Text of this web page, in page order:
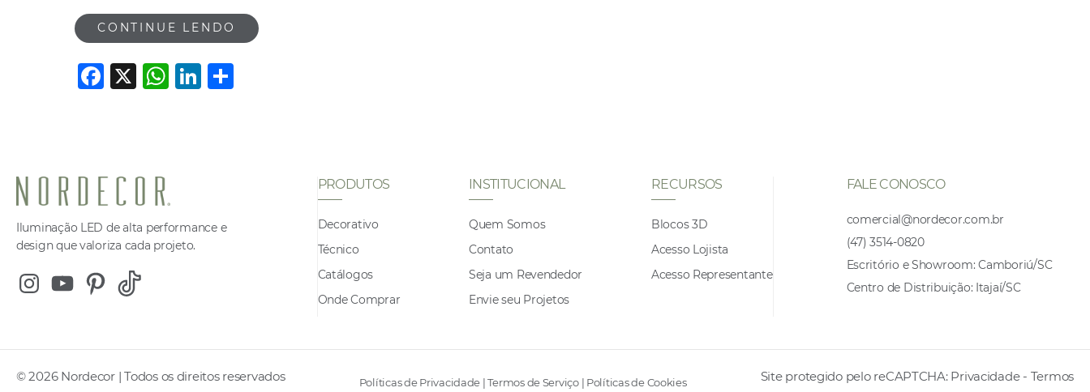
CONTINUE LENDO
F
b
o
o
k
X
W
p
p
Li
Iluminação LED de alta performance e
design que valoriza cada projeto.
InstagramYoutubePinterest
Tiktok
PRODUTOS
Decorativo
Técnico
Catálogos
Onde Comprar
INSTITUCIONAL
Quem Somos
Contato
Seja um Revendedor
Envie seu Projetos
RECURSOS
Blocos 3D
Acesso Lojista
Acesso Representante
FALE CONOSCO
comercial@nordecor.com.br
(47) 3514-0820
Escritório e Showroom: Camboriú/SC
Centro de Distribuição: Itajaí/SC
© 2026 Nordecor | Todos os direitos reservados Políticas de Privacidade |Termos de Serviço| Políticas de Cookies Site protegido pelo reCAPTCHA: Privacidade- Termos